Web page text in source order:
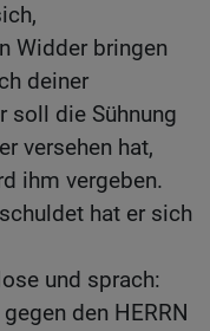
Widder bringen
deiner
soll die Sühnung
versehen hat,
ihm vergeben.
hat er sich
und sprach:
den HERRN